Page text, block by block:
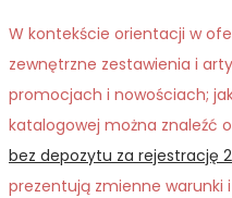
W kontekście orientacji w
zewnętrzne zestawienia i
promocjach i nowościach;
katalogowej można znaleźć
bez depozytu za rejestrację
prezentują zmienne warunki